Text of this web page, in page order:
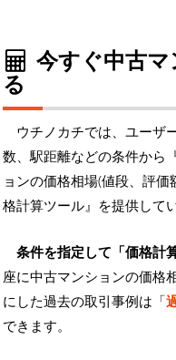
今すぐ中古
る
ウチノカチでは、ユーザ
数、駅距離などの条件から
ョンの価格相場(値段、評
格計算ツール』を提供してい
条件を指定して「価格計
座に中古マンションの価格
にした過去の取引事例は「
できます。